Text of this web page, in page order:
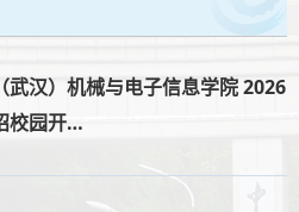
武汉）机械与电子信息学院 2026
校园开…